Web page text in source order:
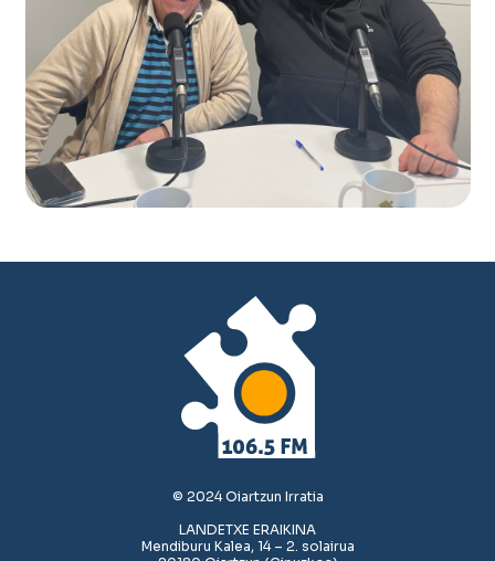
© 2024 Oiartzun Irratia
LANDETXE ERAIKINA
Mendiburu Kalea, 14 – 2. solairua